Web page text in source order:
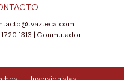
1313 | Conmutador